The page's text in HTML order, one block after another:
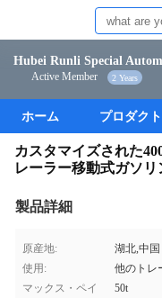
Hubei Runli Special
Active Member 2 Years
ホーム プロダクト
カスタマイズされた
レーラー移動式ガソ
製品詳細
原産地:
湖北,中国
使用:
他のトレ
マックス・ペイ
50t